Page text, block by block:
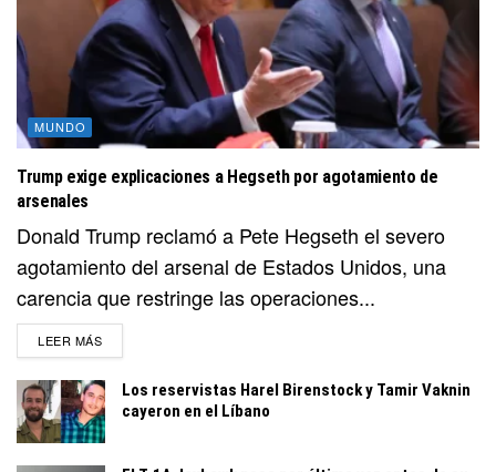
MUNDO
Trump exige explicaciones a Hegseth por agotamiento de
arsenales
Donald Trump reclamó a Pete Hegseth el severo
agotamiento del arsenal de Estados Unidos, una
carencia que restringe las operaciones...
LEER MÁSDETAILS
Los reservistas Harel Birenstock y Tamir Vaknin
cayeron en el Líbano